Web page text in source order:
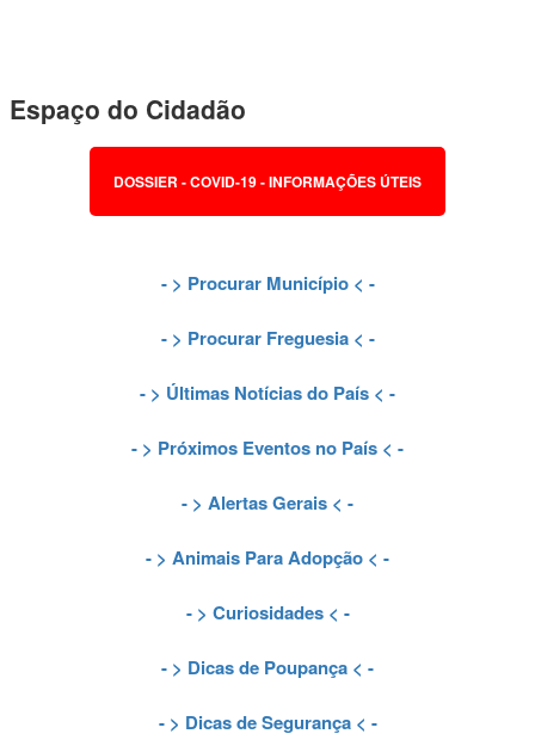
Espaço do Cidadão
DOSSIER - COVID-19 - INFORMAÇÕES ÚTEIS
- > Procurar Município< -
- > Procurar Freguesia< -
- > Últimas Notícias do País < -
- > Próximos Eventos no País < -
- > Alertas Gerais < -
- > Animais Para Adopção < -
- > Curiosidades< -
- > Dicas de Poupança < -
- > Dicas de Segurança< -